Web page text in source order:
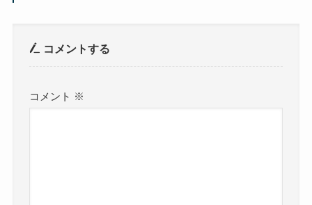
コメントする
コメント ※